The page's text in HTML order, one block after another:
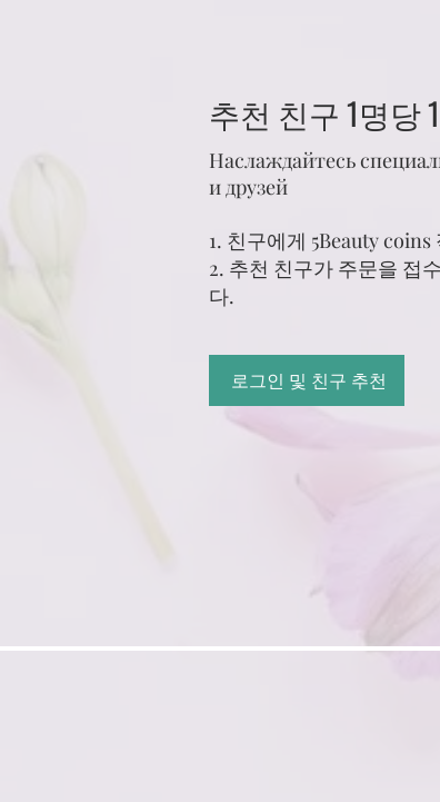
추천 친구 1명당
Наслаждайтесь
и друзей
친구에게 5Beauty
추천 친구가 주문을 접
다.
로그인 및 친구 추천